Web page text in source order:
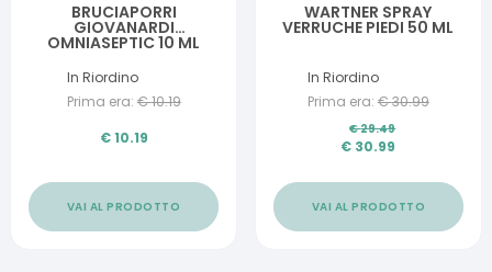
BRUCIAPORRI
GIOVANARDI
OMNIASEPTIC 10 ML
In Riordino
Prima era: €10.19
€10.19
VAI AL PRODOTTO
WARTNER SPRAY
VERRUCHE PIEDI 50 ML
In Riordino
Prima era: €30.99
€29.49
€ 30.99
VAI AL PRODOTTO